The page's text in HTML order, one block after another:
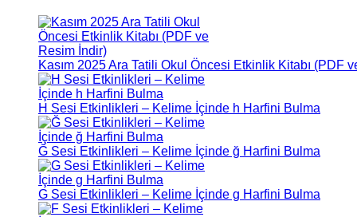
Kasım 2025 Ara Tatili Okul Öncesi Etkinlik Kitabı (PDF
H Sesi Etkinlikleri – Kelime İçinde h Harfini Bulma
Ğ Sesi Etkinlikleri – Kelime İçinde ğ Harfini Bulma
G Sesi Etkinlikleri – Kelime İçinde g Harfini Bulma